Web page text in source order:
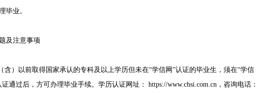
毕业。
注意事项
）以前取得国家承认的专科及以上学历但未在“学信网”认证的毕业生，须在“学信
通过后，方可办理毕业手续。学历认证网址： https://www.chsi.com.cn，咨询电话：